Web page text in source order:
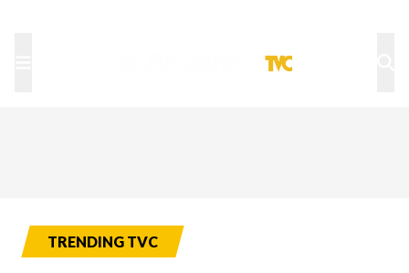
TRENDING TVC